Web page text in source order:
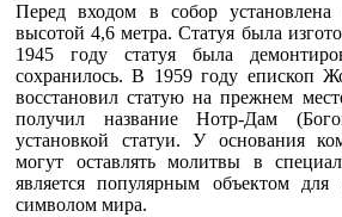
Перед входом в собор
высотой 4,6 метра. Статуя была
1945 году статуя была
сохранилось. В 1959 году епископ
восстановил статую на прежнем
получил название Нотр-Дам
установкой статуи. У основания
могут оставлять молитвы в
является популярным объектом для
символом мира.